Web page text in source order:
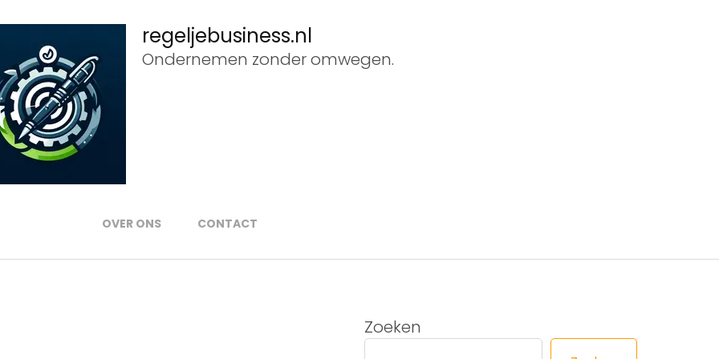
regeljebusiness.nl
Ondernemen zonder omwegen.
OVER ONS CONTACT
Zoeken